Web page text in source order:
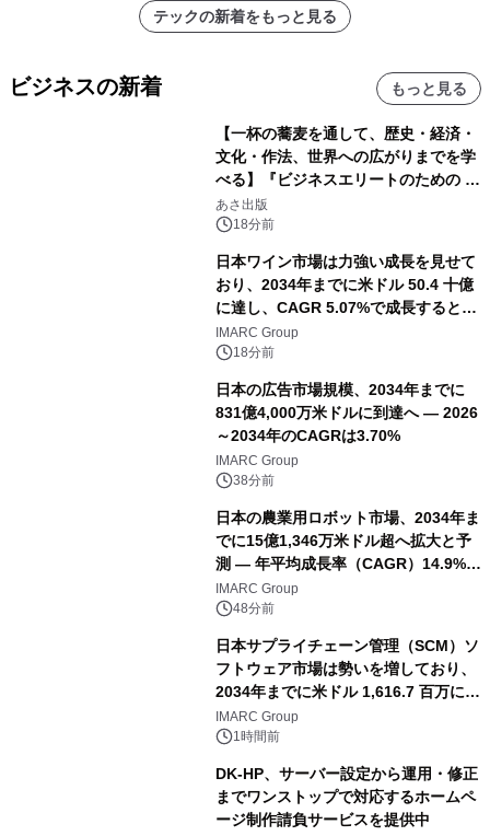
テックの新着をもっと見る
ビジネスの新着 もっと見る
【一杯の蕎麦を通して、歴史・経済・
文化・作法、世界への広がりまでを学
べる】『ビジネスエリートのための 教
養としての蕎麦』2026年8月25日
（火）発売
あさ出版
18分前
日本ワイン市場は力強い成長を見せて
おり、2034年までに米ドル 50.4 十億
に達し、CAGR 5.07%で成長すると予
測
IMARC Group
18分前
日本の広告市場規模、2034年までに
831億4,000万米ドルに到達へ ― 2026
～2034年のCAGRは3.70%
IMARC Group
38分前
日本の農業用ロボット市場、2034年ま
でに15億1,346万米ドル超へ拡大と予
測 ― 年平均成長率（CAGR）14.9%を
記録
IMARC Group
48分前
日本サプライチェーン管理（SCM）ソ
フトウェア市場は勢いを増しており、
2034年までに米ドル 1,616.7 百万に達
し、CAGR 3.42%で成長すると予測
IMARC Group
1時間前
DK-HP、サーバー設定から運用・修正
までワンストップで対応するホームペ
ージ制作請負サービスを提供中